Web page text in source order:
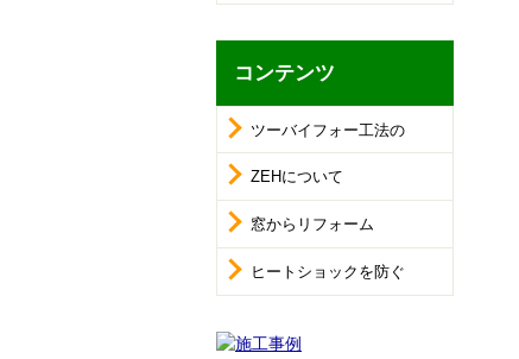
コンテンツ
ツーバイフォー工法の
ZEHについて
窓からリフォーム
ヒートショックを防ぐ